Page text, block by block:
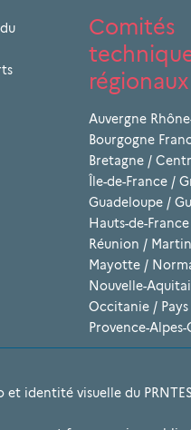
Comités
régionaux
Auvergne
Bourgogne
Bretagne /
Île-de-France /
Guadeloupe /
Hauts-de-France
Réunion /
Mayotte /
Nouvelle-
Occitanie /
Provence-
et identité visuelle du